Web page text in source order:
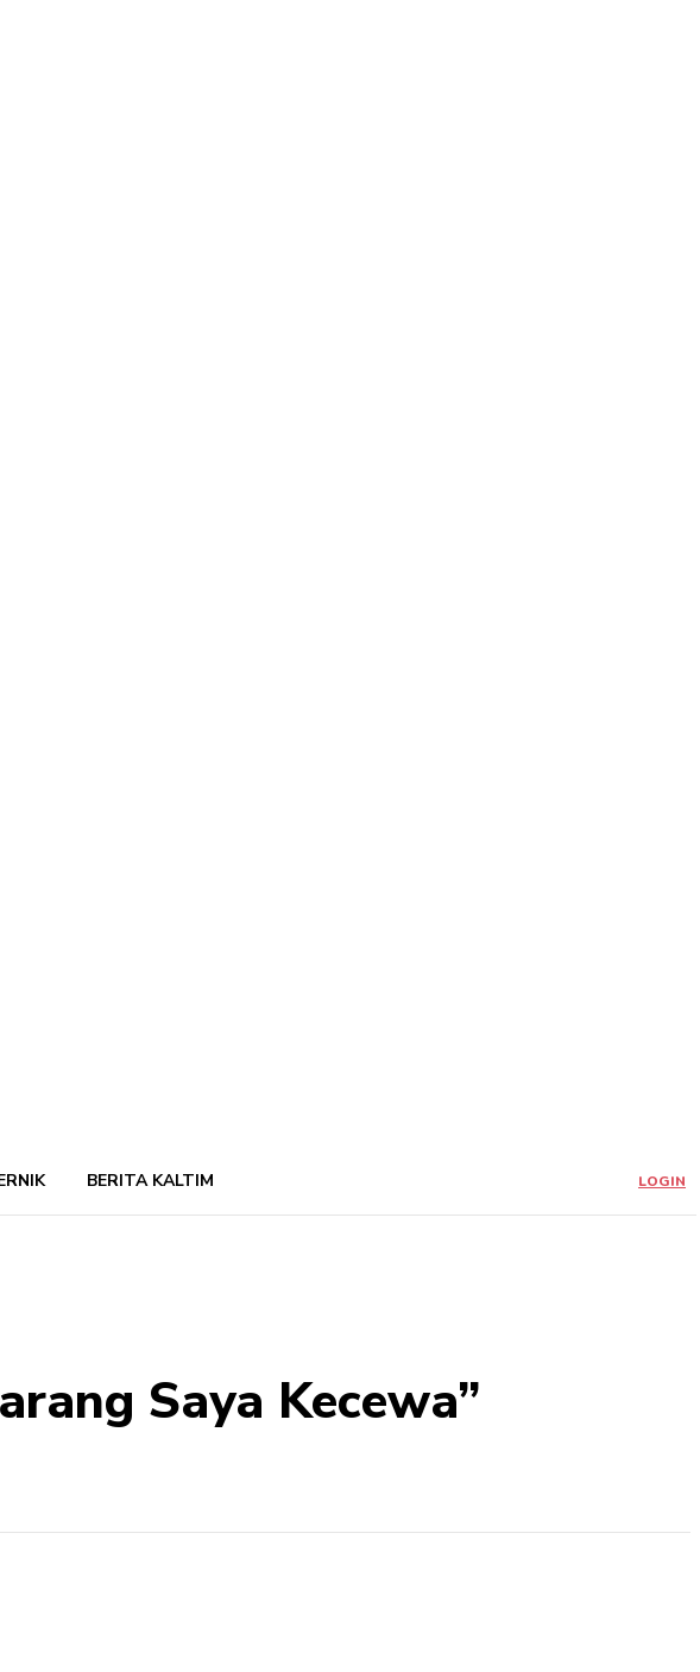
BERITA KALTIM LOGIN
Saya Kecewa”